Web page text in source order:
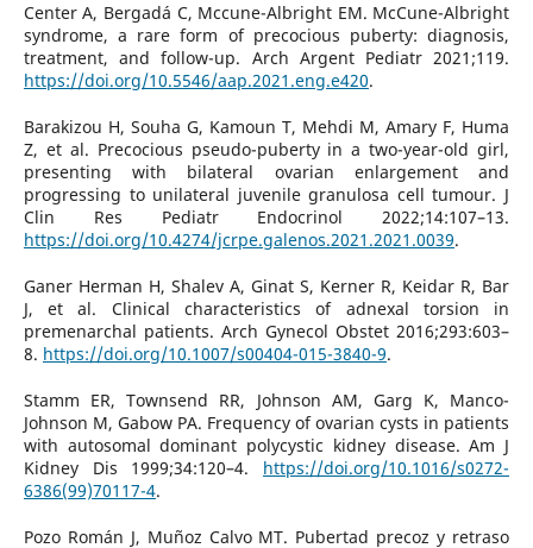
Center A, Bergadá C, Mccune-Albright EM. McCune-Albright
syndrome, a rare form of precocious puberty: diagnosis,
treatment, and follow-up. Arch Argent Pediatr 2021;119.
https://doi.org/10.5546/aap.2021.eng.e420.
Barakizou H, Souha G, Kamoun T, Mehdi M, Amary F, Huma
Z, et al. Precocious pseudo-puberty in a two-year-old girl,
presenting with bilateral ovarian enlargement and
progressing to unilateral juvenile granulosa cell tumour. J
Clin Res Pediatr Endocrinol 2022;14:107–13.
https://doi.org/10.4274/jcrpe.galenos.2021.2021.0039.
Ganer Herman H, Shalev A, Ginat S, Kerner R, Keidar R, Bar
J, et al. Clinical characteristics of adnexal torsion in
premenarchal patients. Arch Gynecol Obstet 2016;293:603–
8. https://doi.org/10.1007/s00404-015-3840-9.
Stamm ER, Townsend RR, Johnson AM, Garg K, Manco-
Johnson M, Gabow PA. Frequency of ovarian cysts in patients
with autosomal dominant polycystic kidney disease. Am J
Kidney Dis 1999;34:120–4. https://doi.org/10.1016/s0272-
6386(99)70117-4.
Pozo Román J, Muñoz Calvo MT. Pubertad precoz y retraso